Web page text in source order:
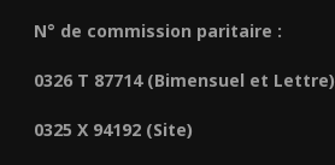
N° de commission paritaire :
0326 T 87714 (Bimensuel et Lettre)
0325 X 94192 (Site)